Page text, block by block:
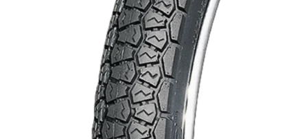
https://www.doctortrotineta.ro/lumini
https://www.doctortrotineta.ro/cadru